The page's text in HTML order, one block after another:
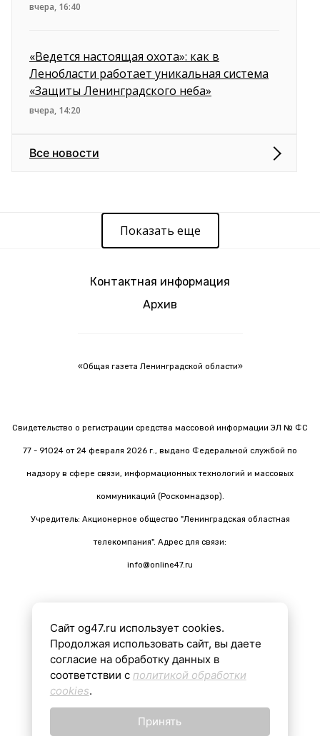
вчера, 16:40
«Ведется настоящая охота»: как в
Ленобласти работает уникальная система
«Защиты Ленинградского неба»
вчера, 14:20
Все новости
Показать еще
Контактная информация
Архив
«Общая газета Ленинградской области»
Свидетельство о регистрации средства массовой информации ЭЛ № ФС
77 - 91024 от 24 февраля 2026 г., выдано Федеральной службой по
надзору в сфере связи, информационных технологий и массовых
коммуникаций (Роскомнадзор).
Учредитель: Акционерное общество "Ленинградская областная
телекомпания". Адрес для связи:
info@online47.ru
Все материалы на сайте подготовлены с помощью ИИ
16+
Сайт og47.ru использует cookies.
Продолжая использовать сайт, вы даете
согласие на обработку данных в
соответствии с политикой обработки
cookies.
Принять